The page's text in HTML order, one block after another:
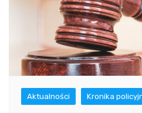
Aktualności Kronika